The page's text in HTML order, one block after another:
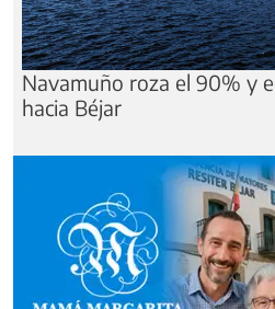
Navamuño roza el 90% y
hacia Béjar